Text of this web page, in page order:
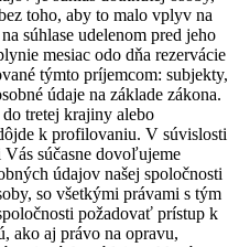
toho, aby to malo vplyv na
súhlase udelenom pred jeho
mesiac odo dňa rezervácie
týmto príjemcom: subjekty,
údaje na základe zákona.
tretej krajiny alebo
k profilovaniu. V súvislosti
súčasne dovoľujeme
údajov našej spoločnosti
so všetkými právami s tým
požadovať prístup k
ako aj právo na opravu,